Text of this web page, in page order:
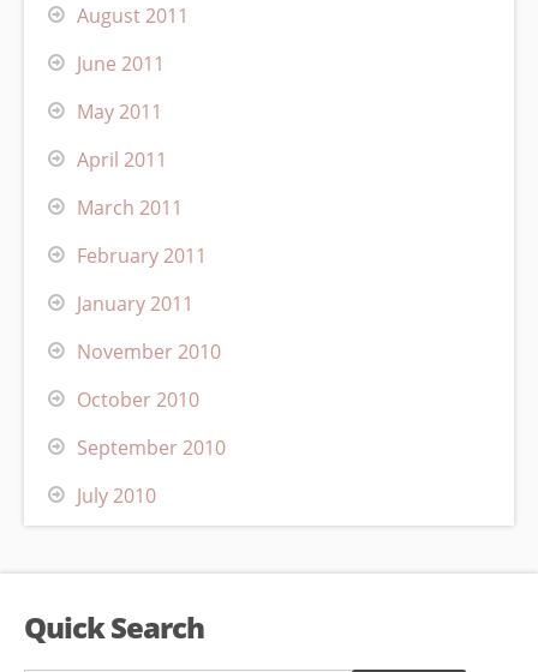
August 2011
June 2011
May 2011
April 2011
March 2011
February 2011
January 2011
November 2010
October 2010
September 2010
July 2010
Quick Search